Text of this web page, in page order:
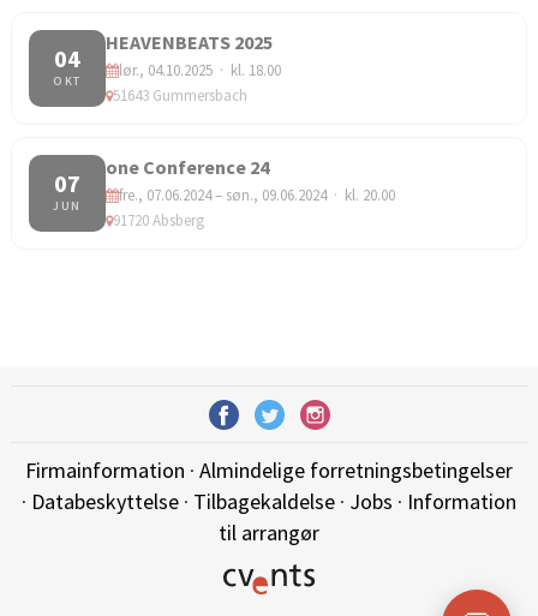
04
OKT
HEAVENBEATS 2025
lør., 04.10.2025 · kl. 18.00
51643 Gummersbach
07
JUN
one Conference 24
fre., 07.06.2024 – søn., 09.06.2024 · kl. 20.00
91720 Absberg
Firmainformation · Almindelige forretningsbetingelser
· Databeskyttelse · Tilbagekaldelse · Jobs · Information
til arrangør